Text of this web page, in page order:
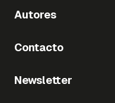
Autores
Contacto
Newsletter